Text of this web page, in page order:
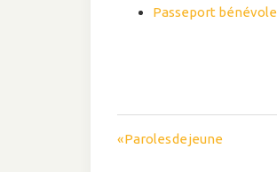
Passeport bénévole
Navigation
« Paroles de jeune